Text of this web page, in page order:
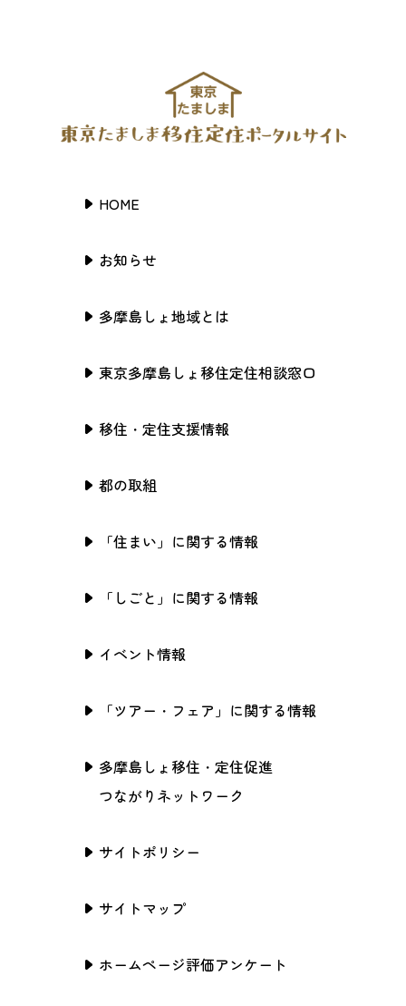
HOME
お知らせ
多摩島しょ地域とは
東京多摩島しょ移住定住相談窓口
移住・定住支援情報
都の取組
「住まい」に関する情報
「しごと」に関する情報
イベント情報
「ツアー・フェア」に関する情報
多摩島しょ移住・定住促進
つながりネットワーク
サイトポリシー
サイトマップ
ホームページ評価アンケート